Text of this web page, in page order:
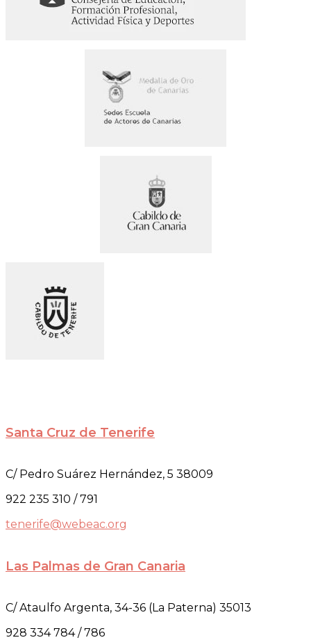
Santa Cruz de Tenerife
C/ Pedro Suárez Hernández, 5 38009
922 235 310 / 791
tenerife@webeac.org
Las Palmas de Gran Canaria
C/ Ataulfo Argenta, 34-36 (La Paterna) 35013
928 334 784 / 786